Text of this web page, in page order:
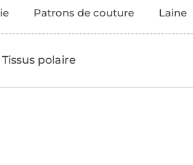
Patrons de couture Laine
Tissus polaire